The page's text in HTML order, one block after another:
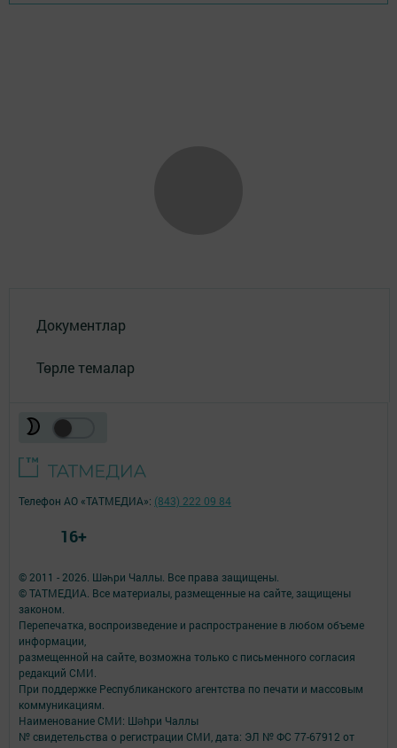
Документлар
Төрле темалар
© 2011 - 2026. Шәһри Чаллы. Все права защищены.
© ТАТМЕДИА. Все материалы, размещенные на сайте, защищены
законом.
Перепечатка, воспроизведение и распространение в любом объеме
информации,
размещенной на сайте, возможна только с письменного согласия
редакций СМИ.
При поддержке Республиканского агентства по печати и массовым
коммуникациям.
Наименование СМИ: Шəhри Чаллы
№ свидетельства о регистрации СМИ, дата: ЭЛ № ФС 77-67912 от
Телефон АО «ТАТМЕДИА»: (843) 222 09 84
16+